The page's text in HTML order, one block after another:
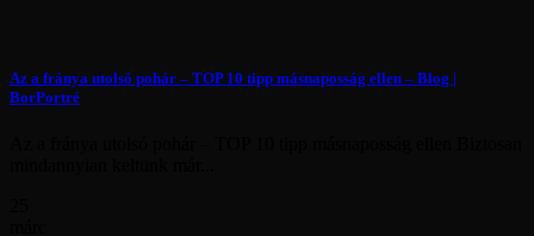
Az a fránya utolsó pohár – TOP 10 tipp másnaposság ellen – Blog |
BorPortré